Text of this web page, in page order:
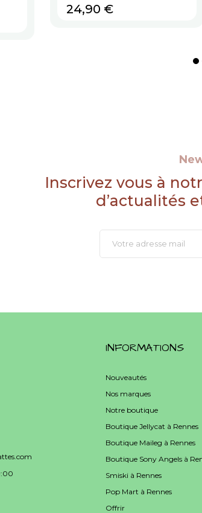
Prix
24,90 €
Inscrivez vous à
d’actualités
INFORMATIONS
Nouveautés
Nos marques
Notre boutique
Boutique Jellycat à Rennes
Boutique Maileg à Rennes
Boutique Sony Angels à
Smiski à Rennes
Pop Mart à Rennes
Offrir